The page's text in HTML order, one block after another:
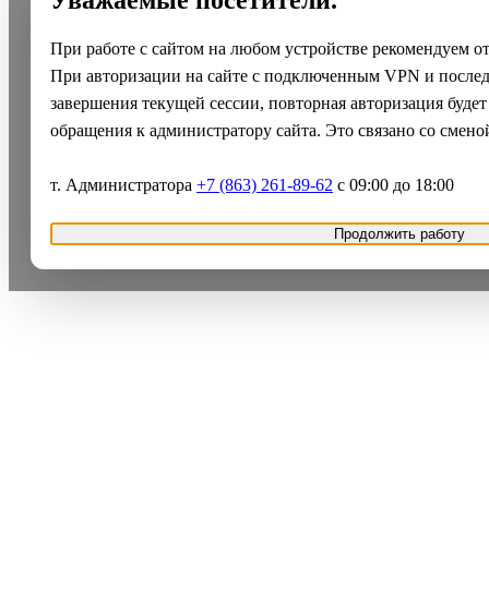
При работе с сайтом на любом устройстве рекомендуем
При авторизации на сайте с подключенным VPN и
завершения текущей сессии, повторная авторизация
обращения к администратору сайта. Это связано со
т. Администратора +7 (863) 261-89-62 с 09:00 до 18:00
Продолжить работу